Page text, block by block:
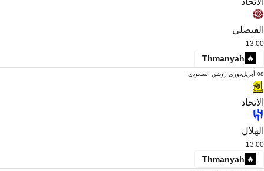
الفيصلي
13:00
Thmanyah
08 أبريل دوري روشن السعودي
الاتحاد
الهلال
13:00
Thmanyah